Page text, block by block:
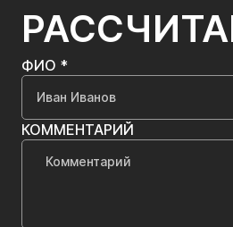
ФИО *
КОММЕНТАРИЙ